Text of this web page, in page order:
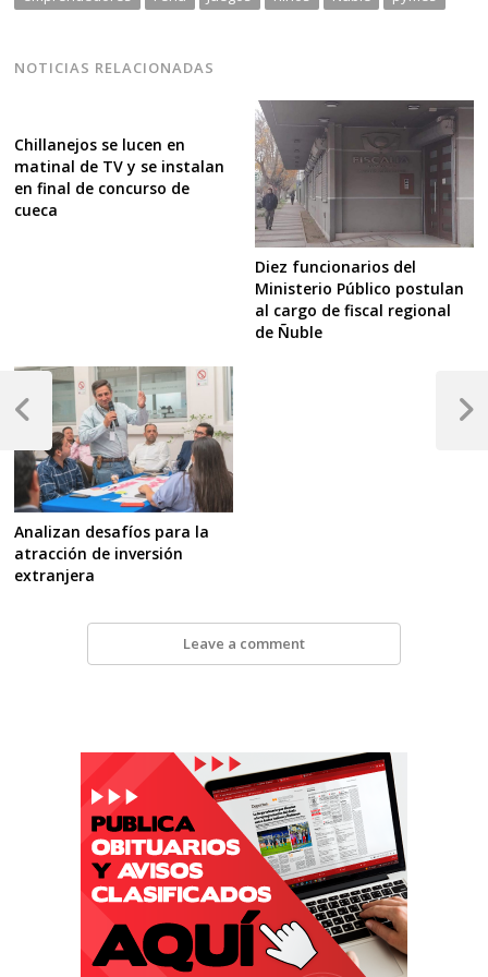
NOTICIAS RELACIONADAS
Chillanejos se lucen en
matinal de TV y se instalan
en final de concurso de
cueca
Diez funcionarios del
Ministerio Público postulan
al cargo de fiscal regional
de Ñuble
Analizan desafíos para la
atracción de inversión
extranjera
Leave a comment
Navegación
de
entradas
Previous
Next